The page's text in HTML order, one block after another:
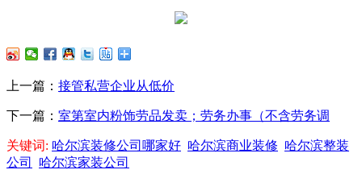
上一篇： 接管私营企业从低价
下一篇： 室第室内粉饰劳品发卖；劳务办事（不含劳务调
关键词: 哈尔滨装修公司哪家好 哈尔滨商业装修 哈尔滨整装
公司
哈尔滨家装公司